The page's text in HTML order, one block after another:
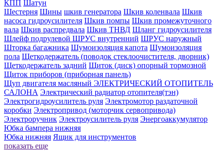
КПП Шатун
Шестерня Шины шкив генератора Шкив коленвала Шкив
насоса гидроусилителя Шкив помпы Шкив промежуточного
вала Шкив распредвала Шкив ТНВД Шланг гидроусилителя
Шлейф подрулевой ШРУС внутренний ШРУС наружный
Шторка багажника Шумоизоляция капота Шумоизоляция
пола Щеткодержатель (поводок стеклоочистителя, дворник)
Щеткодержатель задний Щиток (диск) опорный тормозной
Щиток приборов (приборная панель)
Щуп двигателя масляный ЭЛЕКТРИЧЕСКИЙ ОТОПИТЕЛЬ
САЛОНА Электрический радиатор отопителя(тэн)
Электрогидроусилитель руля Электромотор раздаточной
коробки Электропривод (моторчик сервопривода)
Электроручник Электроусилитель руля Энергоаккумулятор
Юбка бампера нижняя
Юбка нижняя Ящик для инструментов
показать еще